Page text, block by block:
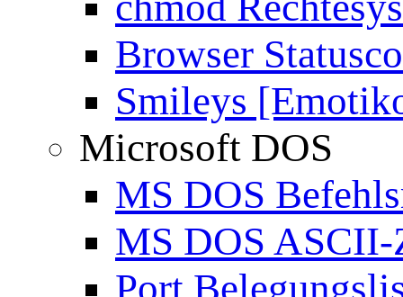
Browser
Smileys
Microsoft DOS
MS DOS
MS DOS ASCII-
Port